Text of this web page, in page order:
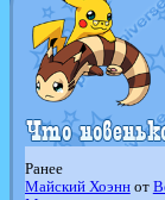
Ранее
Майский Хоэннот